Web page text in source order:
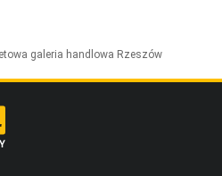
galeria handlowa Rzeszów